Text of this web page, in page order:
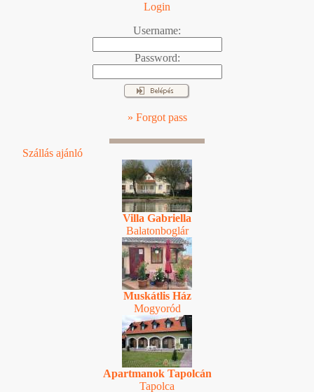
Login
Username:
Password:
» Forgot pass
Szállás ajánló
Villa Gabriella
Balatonboglár
Muskátlis Ház
Mogyoród
Apartmanok Tapolcán
Tapolca